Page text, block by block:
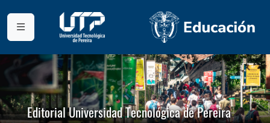
Editorial Universidad Tecnológica de Pereira